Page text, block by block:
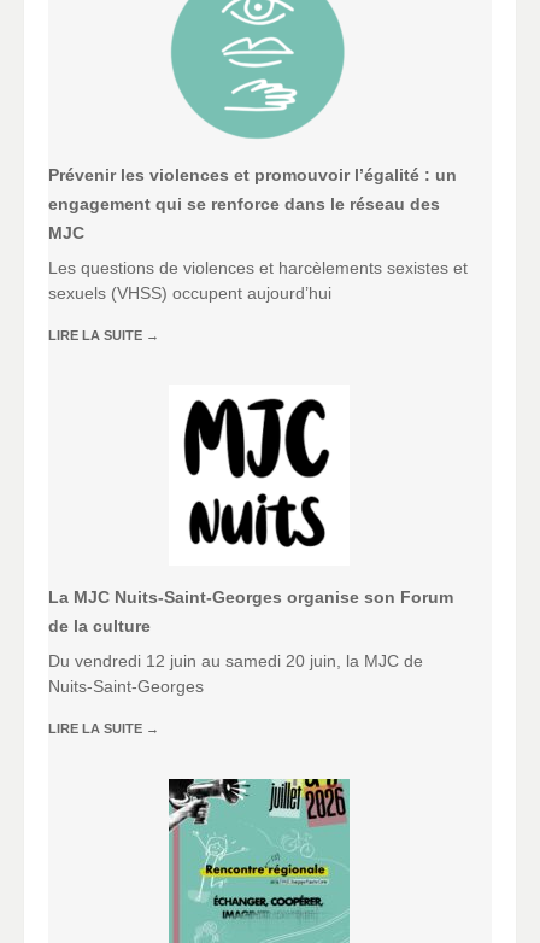
Prévenir les violences et promouvoir l’égalité : un
engagement qui se renforce dans le réseau des
MJC
Les questions de violences et harcèlements sexistes et
sexuels (VHSS) occupent aujourd’hui
LIRE LA SUITE →
La MJC Nuits-Saint-Georges organise son Forum
de la culture
Du vendredi 12 juin au samedi 20 juin, la MJC de
Nuits-Saint-Georges
LIRE LA SUITE →